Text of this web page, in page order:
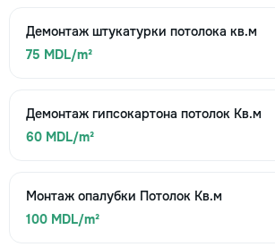
Демонтаж штукатурки потолока кв.м
75 MDL/m²
Демонтаж гипсокартона потолок Кв.м
60 MDL/m²
Монтаж опалубки Потолок Кв.м
100 MDL/m²